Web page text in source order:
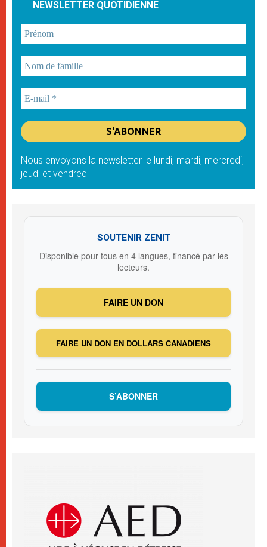
NEWSLETTER QUOTIDIENNE
Nous envoyons la newsletter le lundi, mardi, mercredi,
jeudi et vendredi
SOUTENIR ZENIT
Disponible pour tous en 4 langues, financé par les
lecteurs.
FAIRE UN DON
FAIRE UN DON EN DOLLARS CANADIENS
S’ABONNER